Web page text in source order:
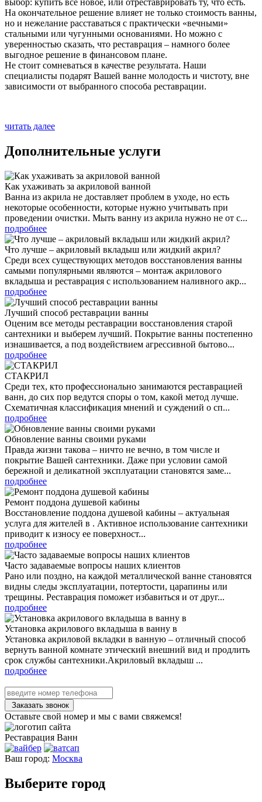
выбор: купить все новое, или отреставрировать ту, что есть.
На окончательное решение влияет не только стоимость ванны,
но и нежелание расставаться с практически «вечными»
стальными или чугунными основаниями. Но можно с
уверенностью сказать, что реставрация – намного более
выгодное решение в финансовом плане.
Не стоит сомневаться в качестве результата. Наши
специалисты подарят Вашей ванне молодость и чистоту, вне
зависимости от выбранного способа реставрации.
читать далее
Дополнительные услуги
Как ухаживать за акриловой ванной
Ванна из акрила не доставляет проблем в уходе, но есть
некоторые особенности, которые нужно учитывать при
проведении очистки. Мыть ванну из акрила нужно не от с...
подробнее
Что лучше – акриловый вкладыш или жидкий акрил?
Среди всех существующих методов восстановления ванны
самыми популярными являются – монтаж акрилового
вкладыша и реставрация с использованием наливного акр...
подробнее
Лучший способ реставрации ванны
Оценим все методы реставрации восстановления старой
сантехники и выберем лучший. Покрытие ванны постепенно
изнашивается, а под воздействием агрессивной бытово...
подробнее
СТАКРИЛ
Среди тех, кто профессионально занимаются реставрацией
ванн, до сих пор ведутся споры о том, какой метод лучше.
Схематичная классификация мнений и суждений о сп...
подробнее
Обновление ванны своими руками
Правда жизни такова – ничто не вечно, в том числе и
покрытие Вашей сантехники. Даже при условии самой
бережной и деликатной эксплуатации становятся заме...
подробнее
Ремонт поддона душевой кабины
Восстановление поддона душевой кабины – актуальная
услуга для жителей в . Активное использование сантехники
приводит к износу ее поверхност...
подробнее
Часто задаваемые вопросы наших клиентов
Рано или поздно, на каждой металлической ванне становятся
видны следы эксплуатации, потертости, царапины или
трещины. Реставрация поможет избавиться и от друг...
подробнее
Установка акрилового вкладыша в ванну в
Установка акриловой вкладки в ванную – отличный способ
вернуть ванной комнате этический внешний вид и продлить
срок службы сантехники.Акриловый вкладыш ...
подробнее
Заказать звонок
Оставьте свой номер и мы с вами свяжемся!
Реставрация Ванн
Ваш город: Москва
Выберите город